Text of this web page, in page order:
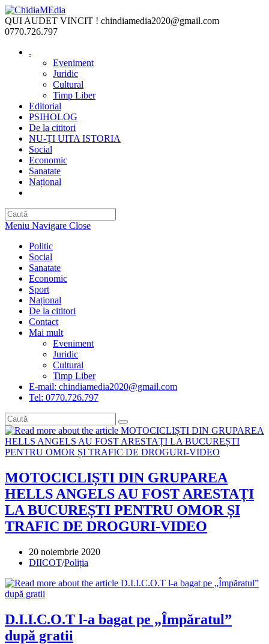
Skip
to
content
QUI AUDET VINCIT ! chindiamedia2020@gmail.com
0770.726.797
.
Eveniment
Juridic
Cultural
Timp Liber
Editorial
PSIHOLOG
De la cititori
NU-ȚI UITA ISTORIA
Social
Economic
Sanatate
Național
Meniu Navigare Close
Politic
Social
Sanatate
Economic
Sport
Național
De la cititori
Contact
Mai mult
Eveniment
Juridic
Cultural
Timp Liber
E-mail: chindiamedia2020@gmail.com
Tel: 0770.726.797
MOTOCICLIȘTI DIN GRUPAREA
HELLS ANGELS AU FOST ARESTAȚI
LA BUCUREȘTI PENTRU OMOR ȘI
TRAFIC DE DROGURI-VIDEO
Post
published:
20 noiembrie 2020
Post
DIICOT/Poliția
D.I.I.C.O.T l-a bagat pe „Împăratul”
după gratii